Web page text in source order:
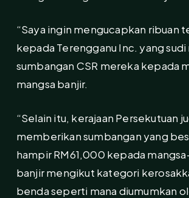
“Saya ingin mengucapkan ribuan
kepada Terengganu Inc. yang
sumbangan CSR mereka kepada
mangsa banjir.
“Selain itu, kerajaan Persekutuan
memberikan sumbangan yang
hampir RM61,000 kepada
banjir mengikut kategori
benda seperti mana diumumkan